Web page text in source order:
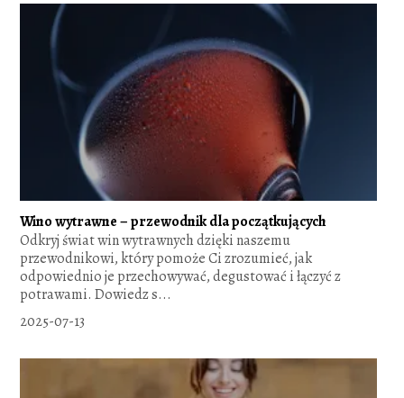
Wino wytrawne – przewodnik dla początkujących
Odkryj świat win wytrawnych dzięki naszemu
przewodnikowi, który pomoże Ci zrozumieć, jak
odpowiednio je przechowywać, degustować i łączyć z
potrawami. Dowiedz s...
2025-07-13